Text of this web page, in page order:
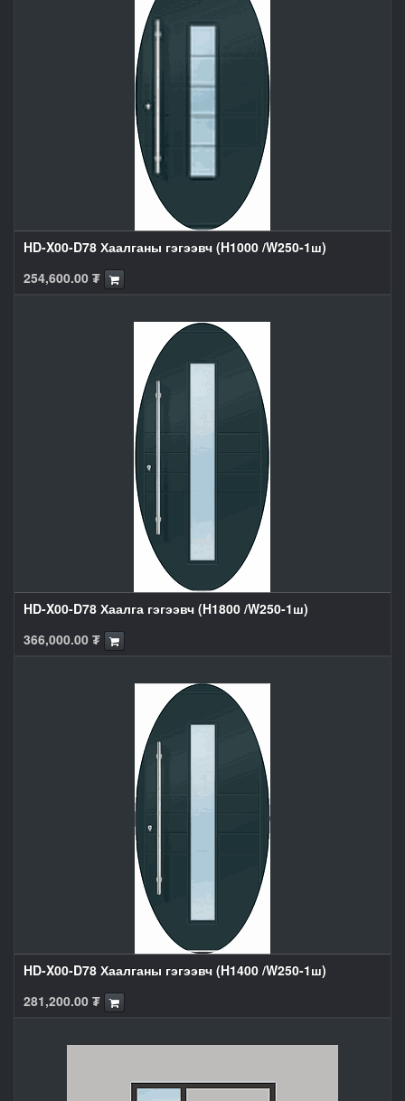
HD-X00-D78 Хаалганы гэгээвч (H1000 /W250-1ш)
254,600.00 ₮
HD-X00-D78 Хаалга гэгээвч (H1800 /W250-1ш)
366,000.00 ₮
HD-X00-D78 Хаалганы гэгээвч (H1400 /W250-1ш)
281,200.00 ₮